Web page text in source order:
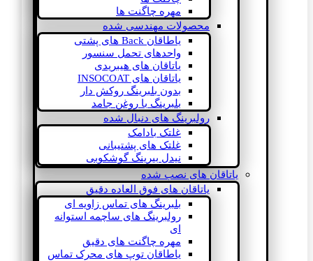
مهره چاگنت ها
محصولات مهندسی شده
یاطاقان Back های پشتی
واحدهای تحمل سنسور
یاتاقان های هیبریدی
یاتاقان های INSOCOAT
بدون بلبرینگ روکش دار
بلبرینگ با روغن جامد
رولبرینگ های دنبال شده
غلتک بادامک
غلتک های پشتیبانی
نیدل بیرینگ گوشکوبی
یاتاقان های نصب شده
یاتاقان های فوق العاده دقیق
بلبرینگ های تماس زاویه ای
رولبرینگ های ساچمه استوانه
ای
مهره چاگنت های دقیق
یاطاقان توپ های محرک تماس